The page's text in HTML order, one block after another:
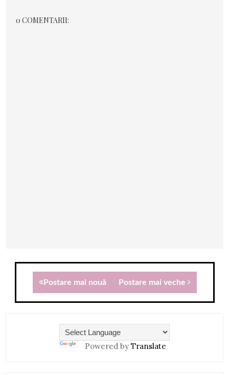
0 COMENTARII:
Postare mai nouă Postare mai veche
Powered by Translate